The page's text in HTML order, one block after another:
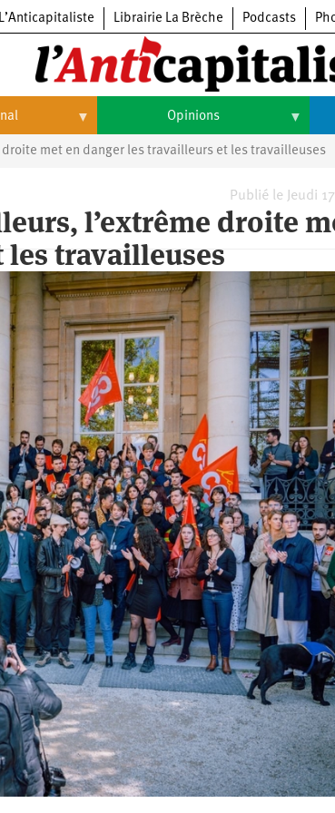
L’Anticapitaliste Librairie La Brèche Podcasts
Opinions
Opinions
droite met en danger les travailleurs et les travailleuses
Publié le Jeudi
l’extrême droite
travailleuses